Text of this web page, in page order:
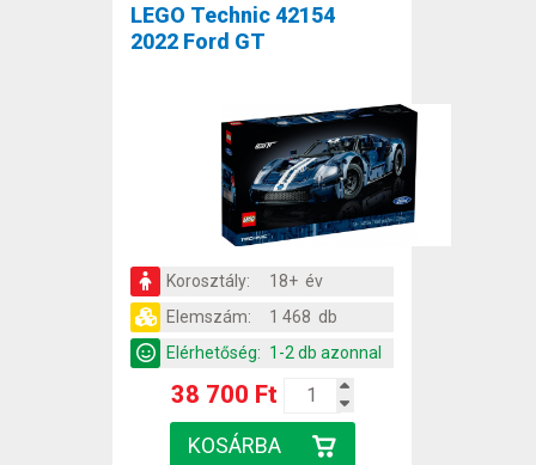
LEGO Technic 42154
2022 Ford GT
Korosztály:
18+ év
Elemszám:
1 468 db
Elérhetőség: 1-2 db azonnal
38 700 Ft